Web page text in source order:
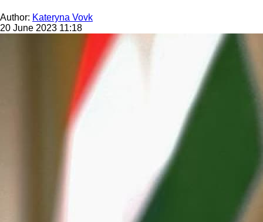
Author: Kateryna Vovk
20 June 2023 11:18